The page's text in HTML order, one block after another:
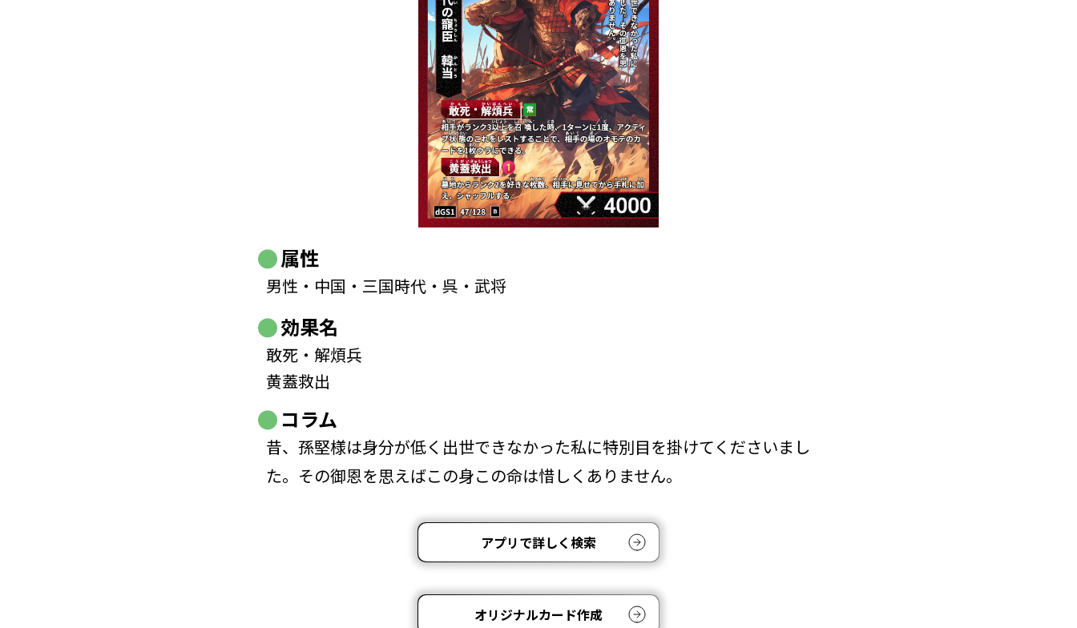
属性
男性・中国・三国時代・呉・武将
効果名
敢死・解煩兵
黄蓋救出
コラム
昔、孫堅様は身分が低く出世できなかった私に特別目を掛けてくださいまし
た。その御恩を思えばこの身この命は惜しくありません。
アプリで詳しく検索
オリジナルカード作成